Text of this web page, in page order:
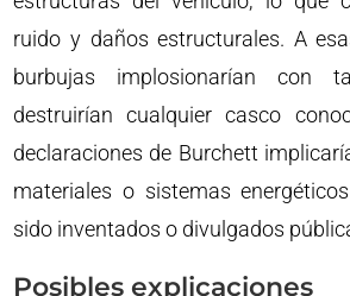
ruido y daños estructurales. A
burbujas implosionarían con
destruirían cualquier casco
declaraciones de Burchett
materiales o sistemas
sido inventados o divulgados
Posibles explicaciones